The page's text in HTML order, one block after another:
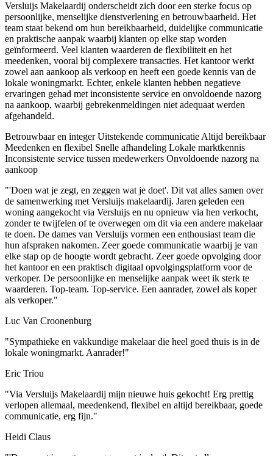
Versluijs Makelaardij onderscheidt zich door een sterke focus op
persoonlijke, menselijke dienstverlening en betrouwbaarheid. Het
team staat bekend om hun bereikbaarheid, duidelijke communicatie
en praktische aanpak waarbij klanten op elke stap worden
geïnformeerd. Veel klanten waarderen de flexibiliteit en het
meedenken, vooral bij complexere transacties. Het kantoor werkt
zowel aan aankoop als verkoop en heeft een goede kennis van de
lokale woningmarkt. Echter, enkele klanten hebben negatieve
ervaringen gehad met inconsistente service en onvoldoende nazorg
na aankoop, waarbij gebrekenmeldingen niet adequaat werden
afgehandeld.
Betrouwbaar en integerUitstekende communicatieAltijd bereikbaar
Meedenken en flexibel Snelle afhandeling Lokale marktkennis
Inconsistente service tussen medewerkers Onvoldoende nazorg na
aankoop
"'Doen wat je zegt, en zeggen wat je doet'. Dit vat alles samen over
de samenwerking met Versluijs makelaardij. Jaren geleden een
woning aangekocht via Versluijs en nu opnieuw via hen verkocht,
zonder te twijfelen of te overwegen om dit via een andere makelaar
te doen. De dames van Versluijs vormen een enthousiast team die
hun afspraken nakomen. Zeer goede communicatie waarbij je van
elke stap op de hoogte wordt gebracht. Zeer goede opvolging door
het kantoor en een praktisch digitaal opvolgingsplatform voor de
verkoper. De persoonlijke en menselijke aanpak weet ik sterk te
waarderen. Top-team. Top-service. Een aanrader, zowel als koper
als verkoper."
Luc Van Croonenburg
"Sympathieke en vakkundige makelaar die heel goed thuis is in de
lokale woningmarkt. Aanrader!"
Eric Triou
"Via Versluijs Makelaardij mijn nieuwe huis gekocht! Erg prettig
verlopen allemaal, meedenkend, flexibel en altijd bereikbaar, goede
communicatie, erg fijn."
Heidi Claus